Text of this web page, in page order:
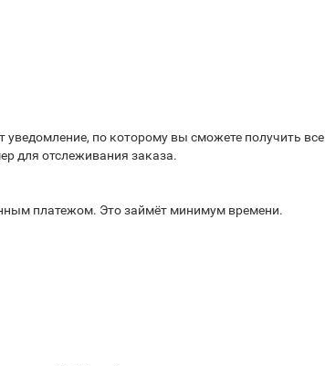
уведомление, по которому вы сможете получить
для отслеживания заказа.
платежом. Это займёт минимум времени.